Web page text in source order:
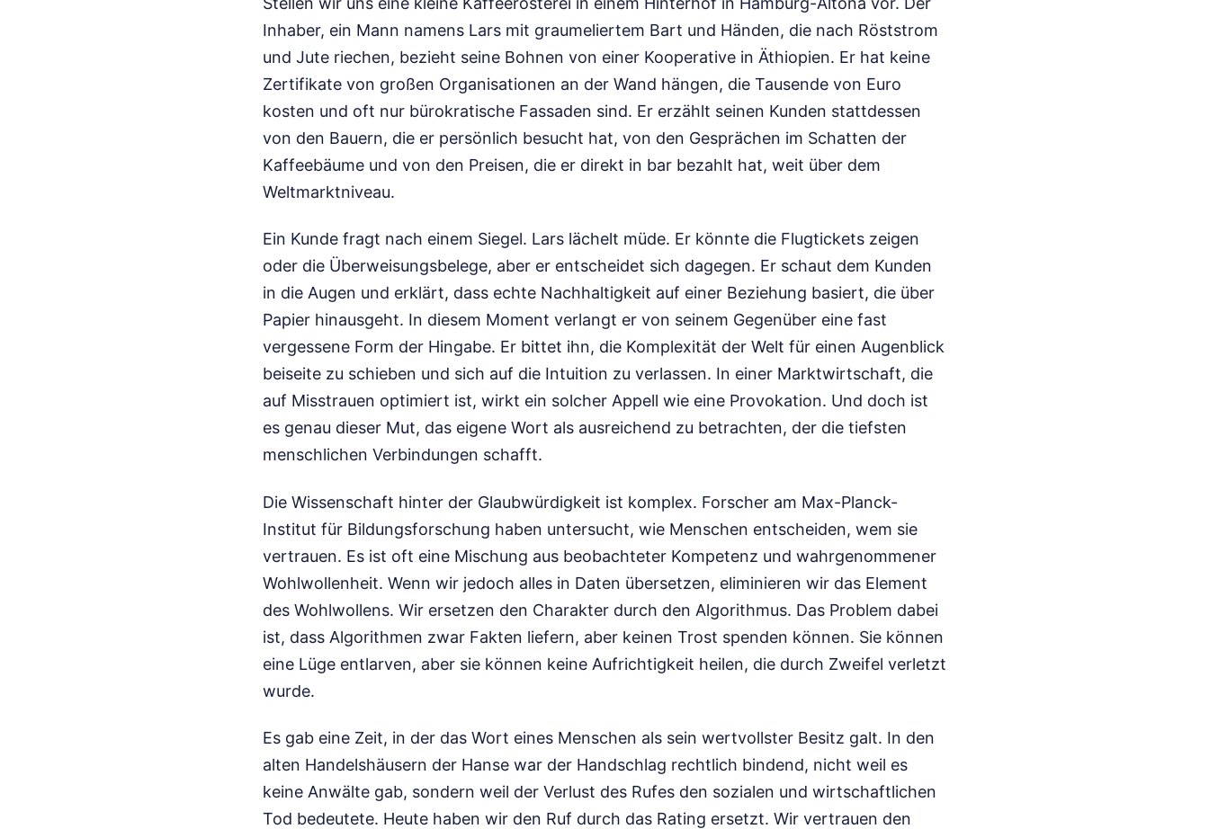
Inhaber, ein Mann namens Lars mit graumeliertem Bart und Händen, die nach Röststrom
und Jute riechen, bezieht seine Bohnen von einer Kooperative in Äthiopien. Er hat keine
Zertifikate von großen Organisationen an der Wand hängen, die Tausende von Euro
kosten und oft nur bürokratische Fassaden sind. Er erzählt seinen Kunden stattdessen
von den Bauern, die er persönlich besucht hat, von den Gesprächen im Schatten der
Kaffeebäume und von den Preisen, die er direkt in bar bezahlt hat, weit über dem
Weltmarktniveau.
Ein Kunde fragt nach einem Siegel. Lars lächelt müde. Er könnte die Flugtickets zeigen
oder die Überweisungsbelege, aber er entscheidet sich dagegen. Er schaut dem Kunden
in die Augen und erklärt, dass echte Nachhaltigkeit auf einer Beziehung basiert, die über
Papier hinausgeht. In diesem Moment verlangt er von seinem Gegenüber eine fast
vergessene Form der Hingabe. Er bittet ihn, die Komplexität der Welt für einen Augenblick
beiseite zu schieben und sich auf die Intuition zu verlassen. In einer Marktwirtschaft, die
auf Misstrauen optimiert ist, wirkt ein solcher Appell wie eine Provokation. Und doch ist
es genau dieser Mut, das eigene Wort als ausreichend zu betrachten, der die tiefsten
menschlichen Verbindungen schafft.
Die Wissenschaft hinter der Glaubwürdigkeit ist komplex. Forscher am Max-Planck-
Institut für Bildungsforschung haben untersucht, wie Menschen entscheiden, wem sie
vertrauen. Es ist oft eine Mischung aus beobachteter Kompetenz und wahrgenommener
Wohlwollenheit. Wenn wir jedoch alles in Daten übersetzen, eliminieren wir das Element
des Wohlwollens. Wir ersetzen den Charakter durch den Algorithmus. Das Problem dabei
ist, dass Algorithmen zwar Fakten liefern, aber keinen Trost spenden können. Sie können
eine Lüge entlarven, aber sie können keine Aufrichtigkeit heilen, die durch Zweifel verletzt
wurde.
Es gab eine Zeit, in der das Wort eines Menschen als sein wertvollster Besitz galt. In den
alten Handelshäusern der Hanse war der Handschlag rechtlich bindend, nicht weil es
keine Anwälte gab, sondern weil der Verlust des Rufes den sozialen und wirtschaftlichen
Tod bedeutete. Heute haben wir den Ruf durch das Rating ersetzt. Wir vertrauen den